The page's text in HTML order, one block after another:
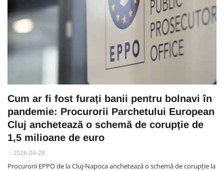
Cum ar fi fost furați banii pentru bolnavi în
pandemie: Procurorii Parchetului European
Cluj anchetează o schemă de corupție de
1,5 milioane de euro
2026-04-28
Procurorii EPPO de la Cluj-Napoca anchetează o schemă de corupție la